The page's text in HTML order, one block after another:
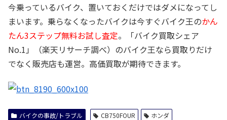
今乗っているバイク、置いておくだけではダメになってし
まいます。乗らなくなったバイクは今すぐバイク王のかん
たん3ステップ無料お試し査定。「バイク買取シェア
No.1」（楽天リサーチ調べ）のバイク王なら買取りだけ
でなく販売店も運営。高価買取が期待できます。
バイクの事故/トラブル CB750FOUR ホンダ